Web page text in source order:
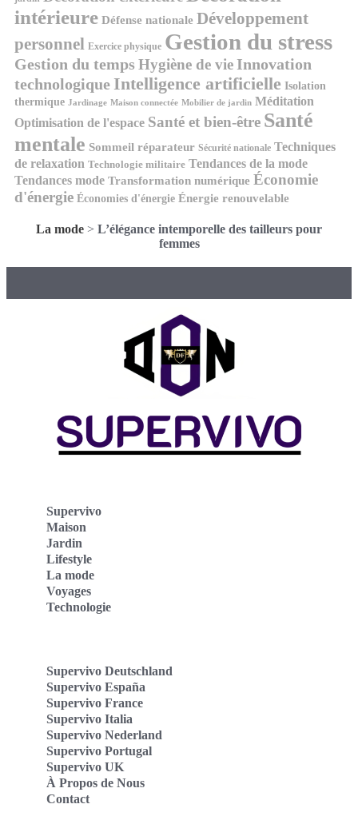
intérieure Défense nationale Développement
personnel Exercice physique Gestion du stress
Gestion du temps Hygiène de vie Innovation
technologique Intelligence artificielle Isolation
thermique Jardinage Maison connectée Mobilier de jardin Méditation
Optimisation de l'espace Santé et bien-être Santé
mentale Sommeil réparateur Sécurité nationale Techniques
de relaxation Technologie militaire Tendances de la mode
Tendances mode Transformation numérique Économie
d'énergie Économies d'énergie Énergie renouvelable
La mode > L’élégance intemporelle des tailleurs pour
femmes
Supervivo
Maison
Jardin
Lifestyle
La mode
Voyages
Technologie
Supervivo Deutschland
Supervivo España
Supervivo France
Supervivo Italia
Supervivo Nederland
Supervivo Portugal
Supervivo UK
À Propos de Nous
Contact